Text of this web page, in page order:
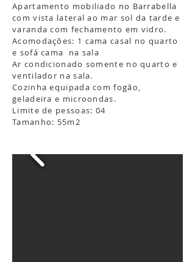
Apartamento mobiliado no Barrabella
com vista lateral ao mar sol da tarde e
varanda com fechamento em vidro.
Acomodações: 1 cama casal no quarto
e sofá cama na sala
Ar condicionado somente no quarto e
ventilador na sala.
Cozinha equipada com fogão,
geladeira e microondas.
Limite de pessoas: 04
Tamanho: 55m2